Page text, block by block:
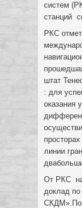
систем
станций
РКС
штат
: для
оказания
линии
От РКС на
доклад по